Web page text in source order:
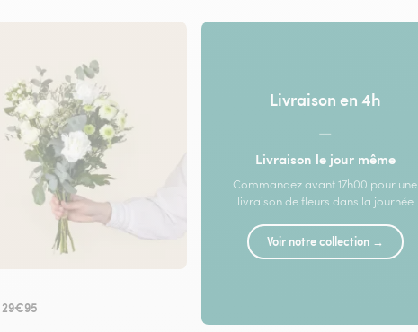
29€95
Livraison en 4h
—
Livraison le jour même
Commandez avant 17h00 pour une
livraison de fleurs dans la journée
Voir notre collection →